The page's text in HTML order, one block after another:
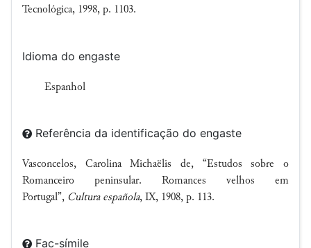
Tecnológica, 1998, p. 1103.
Idioma do engaste
Espanhol
Referência da identificação do engaste
Vasconcelos, Carolina Michaëlis de, “Estudos sobre o
Romanceiro peninsular. Romances velhos em
Portugal”, Cultura española, IX, 1908, p. 113.
Fac-símile